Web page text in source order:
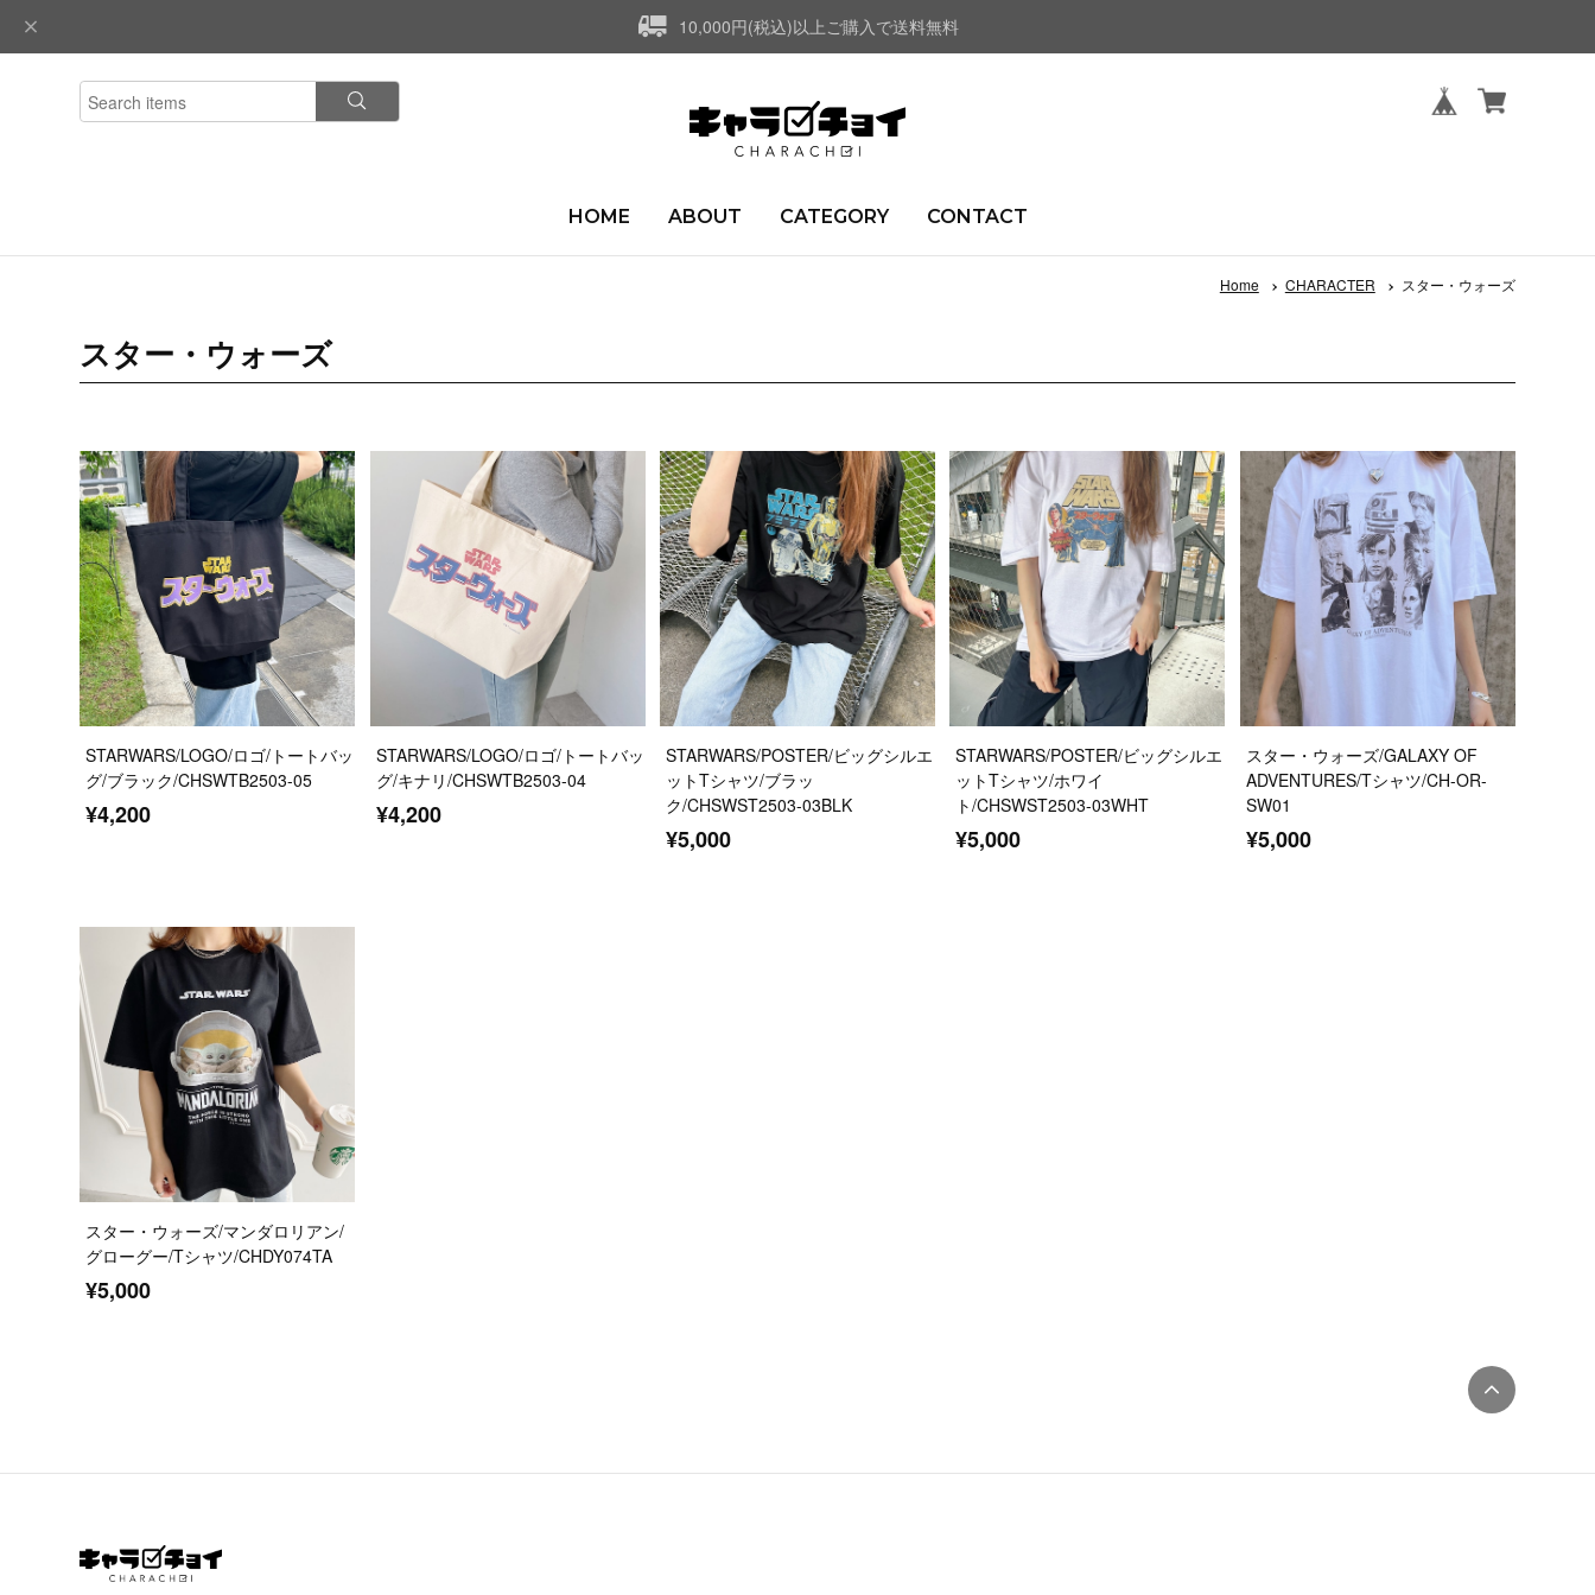
10,000円(税込)以上ご購入で送料無料
HOME ABOUT CATEGORY CONTACT
Home CHARACTER スター・ウォーズ
スター・ウォーズ
STARWARS/LOGO/ロゴ/トートバッ
グ/ブラック/CHSWTB2503-05
¥4,200
STARWARS/LOGO/ロゴ/トートバッ
グ/キナリ/CHSWTB2503-04
¥4,200
STARWARS/POSTER/ビッグシルエ
ットTシャツ/ブラッ
ク/CHSWST2503-03BLK
¥5,000
STARWARS/POSTER/ビッグシルエ
ットTシャツ/ホワイ
ト/CHSWST2503-03WHT
¥5,000
スター・ウォーズ/GALAXY OF
ADVENTURES/Tシャツ/CH-OR-
SW01
¥5,000
スター・ウォーズ/マンダロリアン/
グローグー/Tシャツ/CHDY074TA
¥5,000